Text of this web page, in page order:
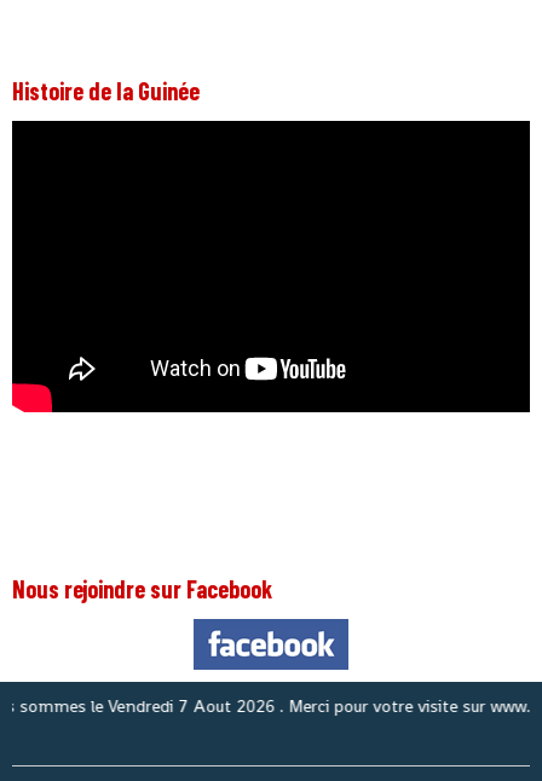
Histoire de la Guinée
Nous rejoindre sur Facebook
leVendredi 7 Aout 2026. Merci pour votre visite sur